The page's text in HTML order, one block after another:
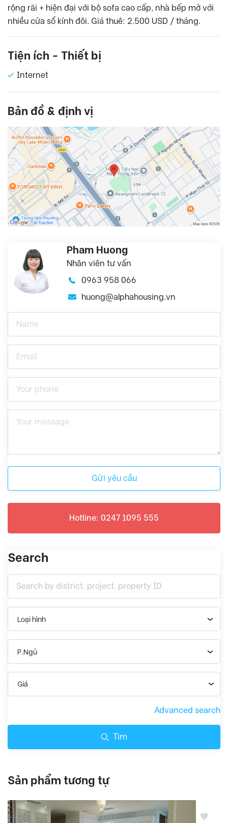
rộng rãi + hiện đại với bộ sofa cao cấp, nhà bếp mở với
nhiều cửa sổ kính đôi. Giá thuê: 2.500 USD / tháng.
Tiện ích - Thiết bị
Internet
Bản đồ & định vị
Pham Huong
Nhân viên tư vấn
0963 958 066
huong@alphahousing.vn
Gửi yêu cầu
Hotline: 0247 1095 555
Search
Loại hình
P.Ngủ
Giá
Advanced search
Tìm
Sản phẩm tương tự